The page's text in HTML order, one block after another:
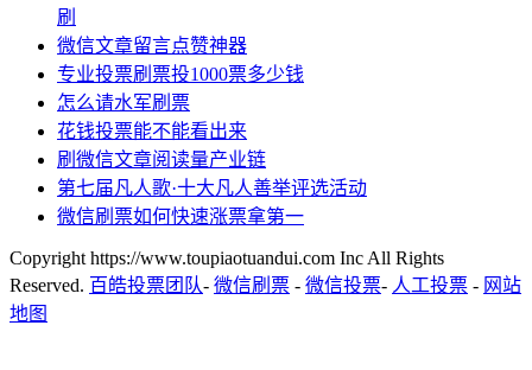
刷
微信文章留言点赞神器
专业投票刷票投1000票多少钱
怎么请水军刷票
花钱投票能不能看出来
刷微信文章阅读量产业链
第七届凡人歌·十大凡人善举评选活动
微信刷票如何快速涨票拿第一
Copyright https://www.toupiaotuandui.com Inc All Rights
Reserved. 百皓投票团队- 微信刷票 - 微信投票- 人工投票 - 网站
地图